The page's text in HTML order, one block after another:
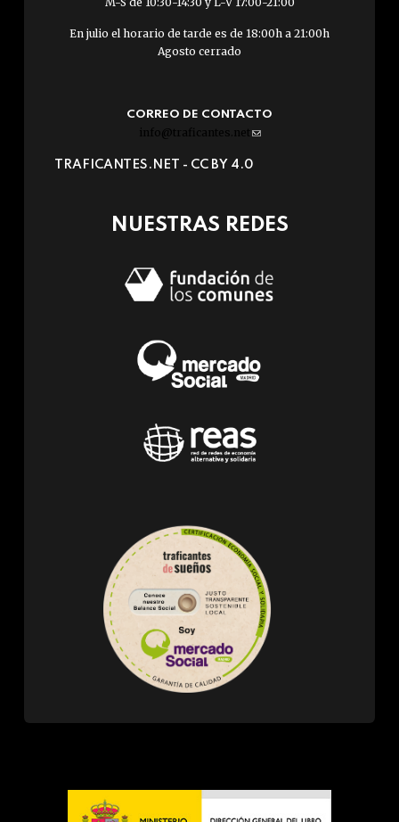
En julio el horario de tarde es de 18:00h a 21:00h
Agosto cerrado
CORREO DE CONTACTO
info@traficantes.net (link
e-
TRAFICANTES.NET - CC BY 4.0
NUESTRAS REDES